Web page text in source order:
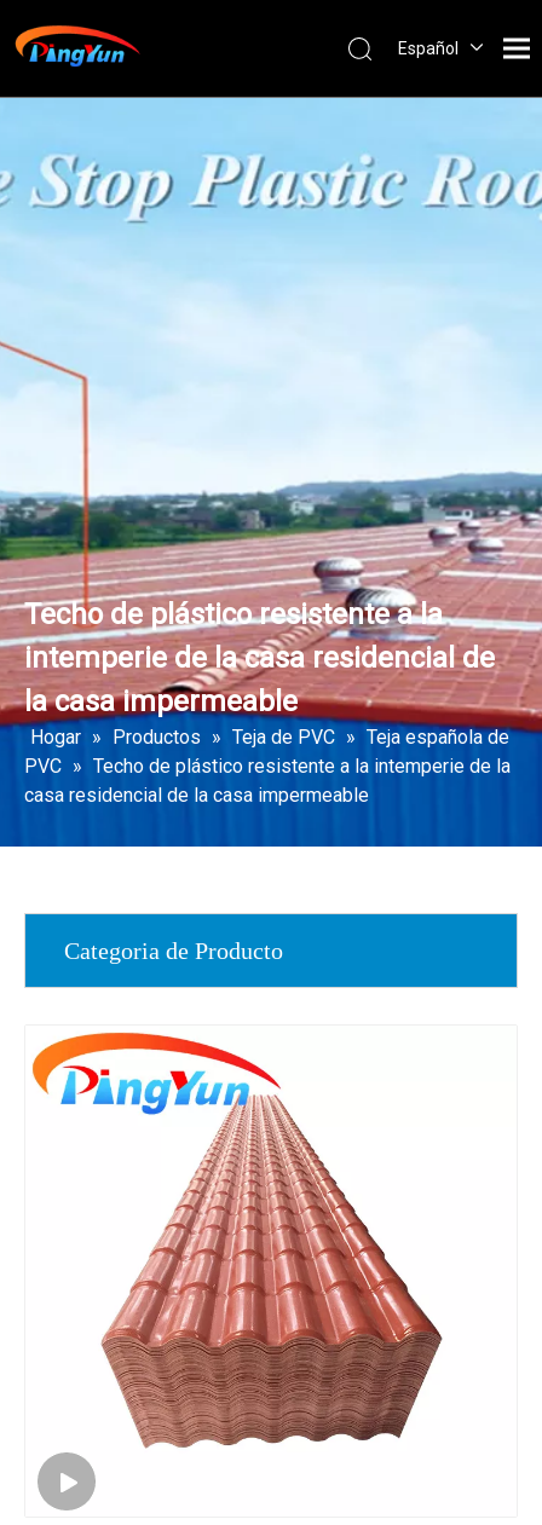
Español
Français
Pусский
Techo de plástico resistente a la
intemperie de la casa residencial de
la casa impermeable
Hogar » Productos » Teja de PVC » Teja española de
PVC » Techo de plástico resistente a la intemperie de la
casa residencial de la casa impermeable
Categoria de Producto